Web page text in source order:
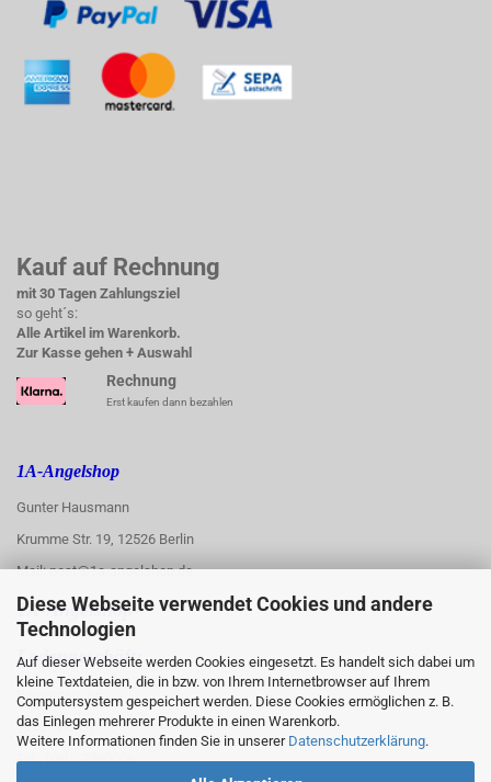
Diese Webseite verwendet Cookies und andere
Technologien
Auf dieser Webseite werden Cookies eingesetzt. Es handelt sich dabei um
kleine Textdateien, die in bzw. von Ihrem Internetbrowser auf Ihrem
Computersystem gespeichert werden. Diese Cookies ermöglichen z. B.
das Einlegen mehrerer Produkte in einen Warenkorb.
Weitere Informationen finden Sie in unserer Datenschutzerklärung.
Kauf auf Rechnung
mit 30 Tagen Zahlungsziel
so geht´s:
Alle Artikel im Warenkorb.
Zur Kasse gehen + Auswahl
Rechnung
Erst kaufen dann bezahlen
1A-Angelshop
Gunter Hausmann
Krumme Str. 19, 12526 Berlin
Mail: post@1a-angelshop.de
1A-Angelshop-
Ladengeschäft::
Regattastr. 66
12527 Berlin
Tel.: 030/67890006